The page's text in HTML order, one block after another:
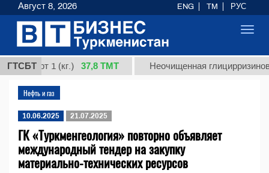
ГТСБТ
сорт 1 (кг.) 37,8 ТМТ Неочищенная
Нефть и газ
10.06.2025 21.07.2025
ГК «Туркменгеология» повторно объявляет
международный тендер на закупку
материально-технических ресурсов
Август 8, 2026 ENG TM РУС